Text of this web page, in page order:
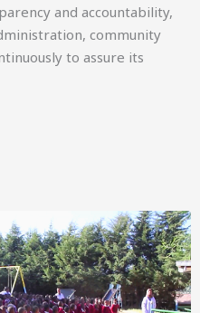
and accountability,
community
to assure its